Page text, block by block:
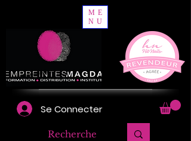
ME
NU
Se Connecter